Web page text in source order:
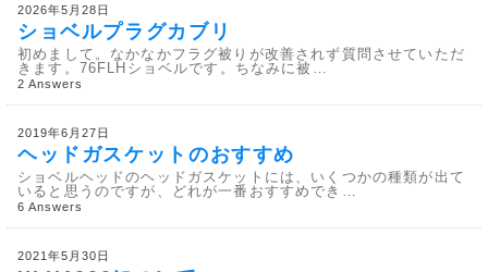
2026年5月28日
ショベルプラグカブリ
初めまして。なかなかフラグ被りが改善されず質問させていただ
きます。76FLHショベルです。ちなみに被…
2 Answers
2019年6月27日
ヘッドガスケットのおすすめ
ショベルヘッドのヘッドガスケットには、いくつかの種類が出て
いると思うのですが、どれが一番おすすめでき…
6 Answers
2021年5月30日